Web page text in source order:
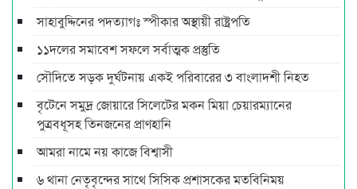
সাহাবুদ্দিনের পদত্যাগঃ স্পীকার অস্থায়ী রাষ্ট্রপতি
১১দলের সমাবেশ সফলে সর্বাত্মক প্রস্তুতি
সৌদিতে সড়ক দুর্ঘটনায় একই পরিবারের ৩ বাংলাদশী নিহত
বৃটেনে সমুদ্র জোয়ারে সিলেটের মকন মিয়া চেয়ারম্যানের
পুত্রবধূসহ তিনজনের প্রাণহানি
আমরা নামে নয় কাজে বিশ্বাসী
৬ থানা নেতৃবৃন্দের সাথে সিসিক প্রশাসকের মতবিনিময়